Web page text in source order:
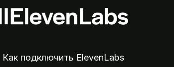
Как подключить ElevenLabs